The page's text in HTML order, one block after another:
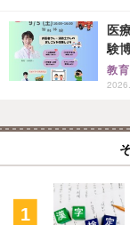
医
験
教